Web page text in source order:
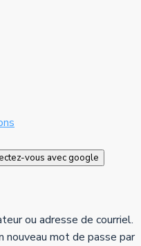
vous avec google
ou adresse de courriel.
nouveau mot de passe par